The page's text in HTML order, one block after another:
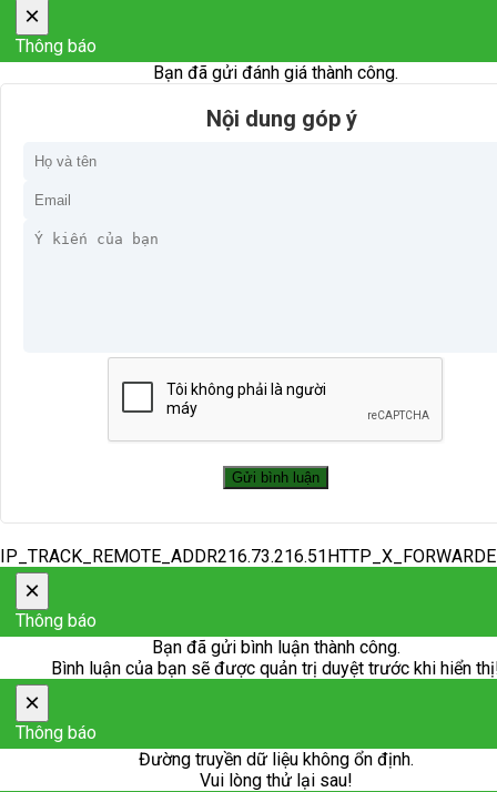
×
Thông báo
Bạn đã gửi đánh giá thành công.
Nội dung góp ý
×
Thông báo
Bạn đã gửi bình luận thành công.
Bình luận của bạn sẽ được quản trị duyệt trước khi hiển
×
Thông báo
Đường truyền dữ liệu không ổn định.
Vui lòng thử lại sau!